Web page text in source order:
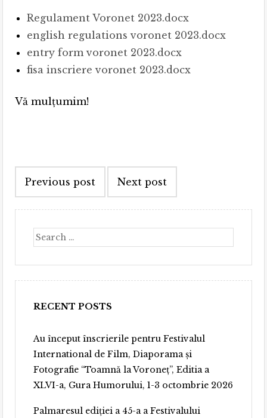
Regulament Voronet 2023.docx
english regulations voronet 2023.docx
entry form voronet 2023.docx
fisa inscriere voronet 2023.docx
Vă mulțumim!
navigation
Previous post Next post
Search
RECENT POSTS
Au început înscrierile pentru Festivalul
International de Film, Diaporama și
Fotografie “Toamnă la Voroneț”, Editia a
XLVI-a, Gura Humorului, 1-3 octombrie 2026
Palmaresul ediției a 45-a a Festivalului